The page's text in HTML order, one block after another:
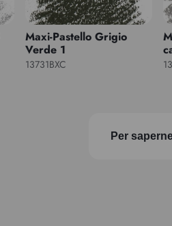
Maxi-Pastello Grigio
Verde 1
13731BXC
Per